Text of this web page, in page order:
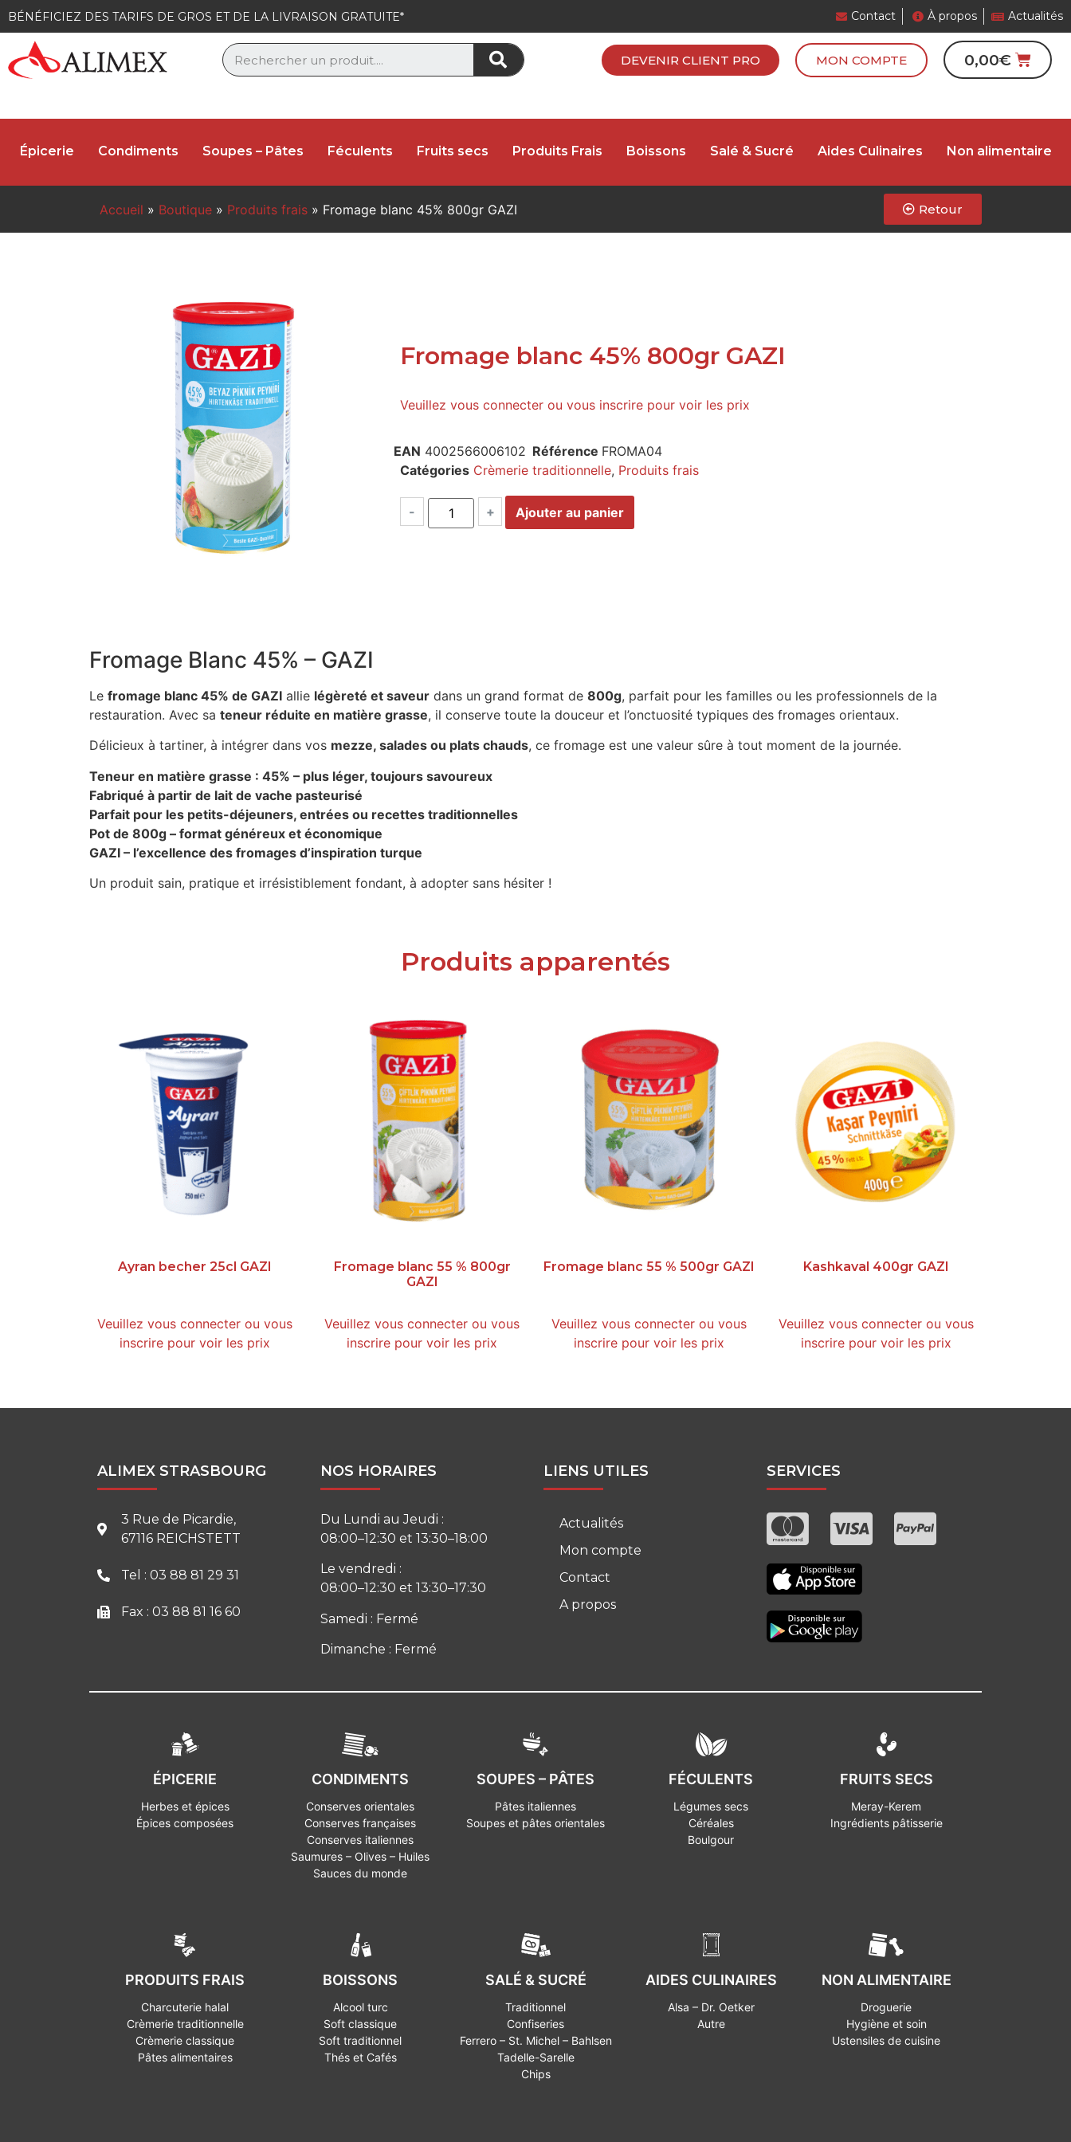
BÉNÉFICIEZ DES TARIFS DE GROS ET DE LA LIVRAISON GRATUITE* Contact À propos Actualités
DEVENIR CLIENT PRO MON COMPTE 0,00€
Épicerie Condiments Soupes – Pâtes Féculents Fruits secs Produits Frais Boissons Salé & Sucré Aides Culinaires Non alimentaire
Accueil » Boutique » Produits frais » Fromage blanc 45% 800gr GAZI Retour
Fromage blanc 45% 800gr GAZI
Veuillez vous connecter ou vous inscrire pour voir les prix
EAN 4002566006102 Référence FROMA04
Catégories Crèmerie traditionnelle, Produits frais
- + Ajouter au panier
Fromage Blanc 45% – GAZI
Le fromage blanc 45% de GAZI allie légèreté et saveur dans un grand format de 800g, parfait pour les familles ou les professionnels de la
restauration. Avec sa teneur réduite en matière grasse, il conserve toute la douceur et l’onctuosité typiques des fromages orientaux.
Délicieux à tartiner, à intégrer dans vos mezze, salades ou plats chauds, ce fromage est une valeur sûre à tout moment de la journée.
Teneur en matière grasse : 45% – plus léger, toujours savoureux
Fabriqué à partir de lait de vache pasteurisé
Parfait pour les petits-déjeuners, entrées ou recettes traditionnelles
Pot de 800g – format généreux et économique
GAZI – l’excellence des fromages d’inspiration turque
Un produit sain, pratique et irrésistiblement fondant, à adopter sans hésiter !
Produits apparentés
Ayran becher 25cl GAZI
Veuillez vous connecter ou vous
inscrire pour voir les prix
Fromage blanc 55 % 800gr
GAZI
Veuillez vous connecter ou vous
inscrire pour voir les prix
Fromage blanc 55 % 500gr GAZI
Veuillez vous connecter ou vous
inscrire pour voir les prix
Kashkaval 400gr GAZI
Veuillez vous connecter ou vous
inscrire pour voir les prix
ALIMEX STRASBOURG
3 Rue de Picardie,
67116 REICHSTETT
Tel : 03 88 81 29 31
Fax : 03 88 81 16 60
NOS HORAIRES
Du Lundi au Jeudi :
08:00–12:30 et 13:30–18:00
Le vendredi :
08:00–12:30 et 13:30–17:30
Samedi : Fermé
Dimanche : Fermé
LIENS UTILES
Actualités
Mon compte
Contact
A propos
SERVICES
ÉPICERIE
Herbes et épices
Épices composées
CONDIMENTS
Conserves orientales
Conserves françaises
Conserves italiennes
Saumures – Olives – Huiles
Sauces du monde
SOUPES – PÂTES
Pâtes italiennes
Soupes et pâtes orientales
FÉCULENTS
Légumes secs
Céréales
Boulgour
FRUITS SECS
Meray-Kerem
Ingrédients pâtisserie
PRODUITS FRAIS
Charcuterie halal
Crèmerie traditionnelle
Crèmerie classique
Pâtes alimentaires
BOISSONS
Alcool turc
Soft classique
Soft traditionnel
Thés et Cafés
SALÉ & SUCRÉ
Traditionnel
Confiseries
Ferrero – St. Michel – Bahlsen
Tadelle-Sarelle
Chips
AIDES CULINAIRES
Alsa – Dr. Oetker
Autre
NON ALIMENTAIRE
Droguerie
Hygiène et soin
Ustensiles de cuisine